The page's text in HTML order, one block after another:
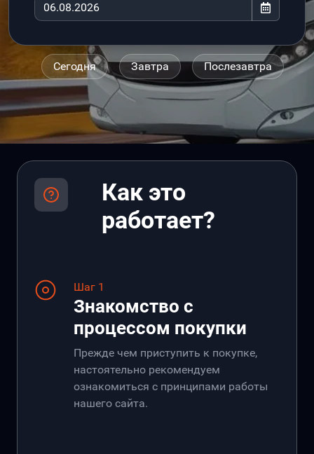
Сегодня Завтра Послезавтра
Как это
работает?
Шаг 1
Знакомство с
процессом покупки
Прежде чем приступить к покупке,
настоятельно рекомендуем
ознакомиться с принципами работы
нашего сайта.